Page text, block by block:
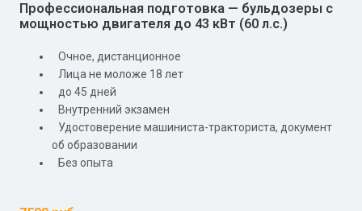
Профессиональная подготовка — бульдозеры с
мощностью двигателя до 43 кВт (60 л.с.)
Очное, дистанционное
Лица не моложе 18 лет
до 45 дней
Внутренний экзамен
Удостоверение машиниста-тракториста, документ
об образовании
Без опыта